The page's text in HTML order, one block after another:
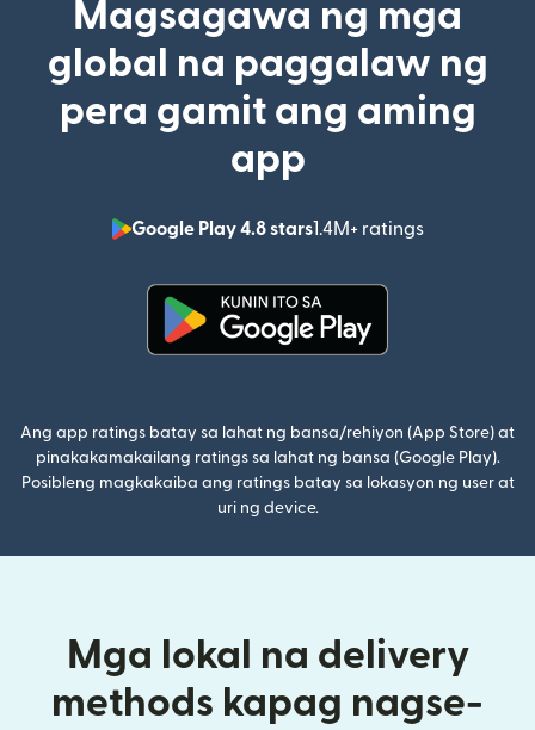
Magsagawa ng mga
global na paggalaw ng
pera gamit ang aming
app
Google Play 4.8 stars1.4M+ ratings
(bubukas
Ang app ratings batay sa lahat ng bansa/rehiyon (App Store) at
pinakakamakailang ratings sa lahat ng bansa (Google Play).
Posibleng magkakaiba ang ratings batay sa lokasyon ng user at
uri ng device.
Mga lokal na delivery
methods kapag nagse-